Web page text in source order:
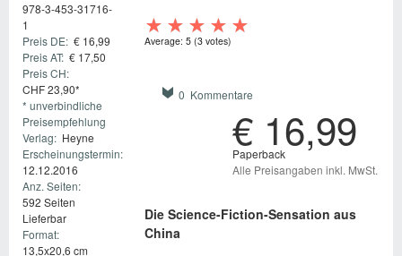
978-3-453-31716-
1
Preis DE: € 16,99
Preis AT: € 17,50
Preis CH:
CHF 23,90*
* unverbindliche
Preisempfehlung
Verlag: Heyne
Erscheinungstermin:
12.12.2016
Anz. Seiten:
592 Seiten
Lieferbar
Format:
13,5x20,6 cm
Average: 5 (3votes)
0 Kommentare
€ 16,99
Paperback
Alle Preisangaben inkl. MwSt.
Die Science-Fiction-Sensation aus
China